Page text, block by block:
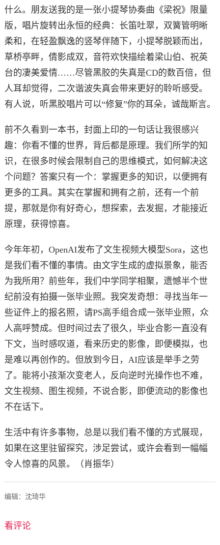
什么。朋友送我的是一张小提琴协奏曲《梁祝》限量
版，唱片旋转出永恒的经典：长笛吐翠，双簧管明晰
柔和，在轻盈飘逸的竖琴伴随下，小提琴脱颖而出，
草桥亭畔，倩影成双，音符欢快描绘着梁山伯、祝英
台的凄美爱情……尽管黑胶的失真是CD的数百倍，但
人耳却觉得，二次谐波失真会带来更好的聆听感受。
有人说，听黑胶唱片可以“修复”你的耳朵，诚哉斯言。
前不久看到一本书，封面上印的一句话让我很感兴
趣：你看不懂的世界，背后都是原理。我们所学的知
识，在很多时候会限制自己的思维模式，如何解决这
个问题？答案只有一个：掌握更多的知识，以便拥有
更多的工具。其实在掌握和拥有之前，还有一个前
提，那就是你有好奇心，想探索，去发掘，才能接近
原理，获得惊喜。
今年年初，OpenAI发布了文生视频大模型Sora，这也
是我们看不懂的事情。由文字生成的虚拟景象，能否
为我所用？前些年，我们中学同学相聚，遗憾半个世
纪前没有拍摄一张毕业照。我突发奇想：寻找当年一
些证件上的报名照，请PS高手组合成一张毕业照，众
人高呼赞成。但时间过去了很久，毕业合影一直没有
下文，当时感叹道，看来历史的影像，即便模拟，也
是难以再创作的。但放到今日，AI应该是举手之劳
了。能将小孩渐次变老人，反向逆时光操作也不难，
文生视频、图生视频，不说合影，即便流动的影像也
不在话下。
生活中有许多事物，总是以我们看不懂的方式展现，
如果在这里驻留探究，涉足尝试，或许会看到一幅幅
令人惊喜的风景。（肖振华）
编辑：沈琦华
看评论